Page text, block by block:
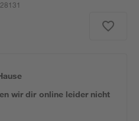
wir dir online leider nicht